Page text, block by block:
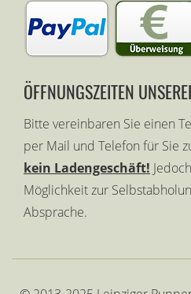
ÖFFNUNGSZEITEN
Bitte vereinbaren Sie einen
per Mail und Telefon für Sie
kein Ladengeschäft!
Möglichkeit zur
Absprache.